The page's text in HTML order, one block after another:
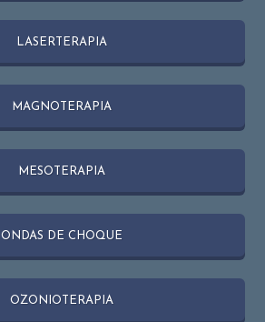
LASERTERAPIA
MAGNOTERAPIA
MESOTERAPIA
ONDAS DE CHOQUE
OZONIOTERAPIA